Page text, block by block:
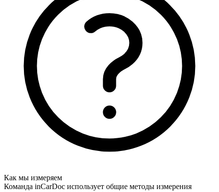
Как мы измеряем
Команда inCarDoc использует общие методы измерения